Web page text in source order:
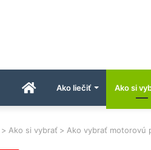
ÚvodnáAko liečiť Ako si
> Ako si vybrať > Ako vybrať motorovú